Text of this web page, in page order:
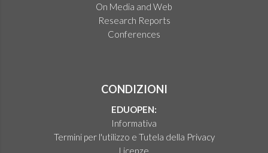
On Media and Web
Research Reports
Conferences
CONDIZIONI
EDUOPEN:
Informativa
Termini per l'utilizzo e Tutela della Privacy
Licenze